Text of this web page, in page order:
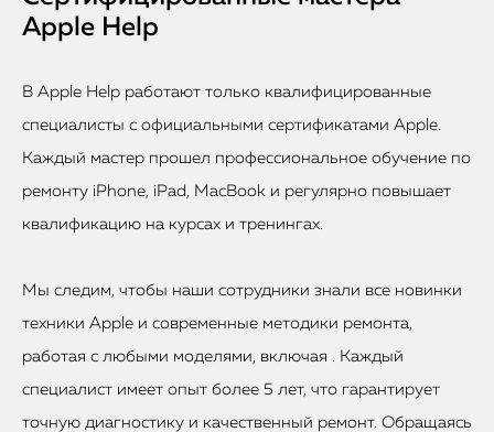
Apple Help
В Apple Help работают только квалифицированные
специалисты с официальными сертификатами Apple.
Каждый мастер прошел профессиональное обучение по
ремонту iPhone, iPad, MacBook и регулярно повышает
квалификацию на курсах и тренингах.
Мы следим, чтобы наши сотрудники знали все новинки
техники Apple и современные методики ремонта,
работая с любыми моделями, включая . Каждый
специалист имеет опыт более 5 лет, что гарантирует
точную диагностику и качественный ремонт. Обращаясь